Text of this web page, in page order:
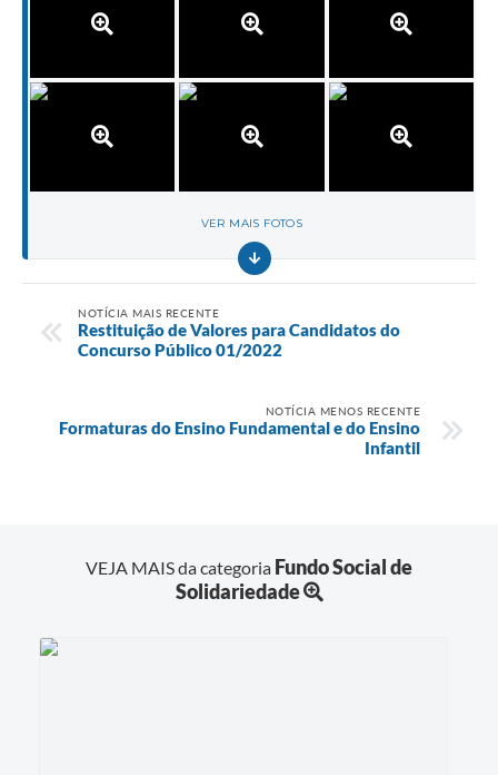
VER MAIS FOTOS
NOTÍCIA MAIS RECENTE
Restituição de Valores para Candidatos do
Concurso Público 01/2022
NOTÍCIA MENOS RECENTE
Formaturas do Ensino Fundamental e do Ensino
Infantil
VEJA MAIS da categoria Fundo Social de
Solidariedade